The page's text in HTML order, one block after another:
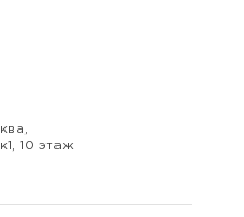
10 этаж